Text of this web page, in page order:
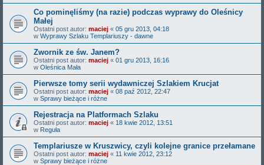
Co pominęliśmy (na razie) podczas wyprawy do Oleśnicy
Małej
Ostatni post autor: maciej « 05 gru 2013, 04:18
w Wyprawy Szlaku Templariuszy - dawne
Zwornik ze św. Janem?
Ostatni post autor: maciej « 01 gru 2013, 16:16
w Oleśnica Mała
Pierwsze tomy serii wydawniczej Szlakiem Krucjat
Ostatni post autor: maciej « 08 paź 2012, 22:47
w Sprawy bieżące i różne
Rejestracja na Platformach Szlaku
Ostatni post autor: maciej « 18 kwie 2012, 13:51
w Reguła
Templariusze w Kruszwicy, czyli kolejne granice przełamane
Ostatni post autor: maciej « 11 kwie 2012, 23:12
w Sprawy bieżące i różne